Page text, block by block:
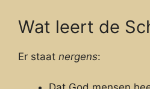
Wat leert de
Er staat nergens: